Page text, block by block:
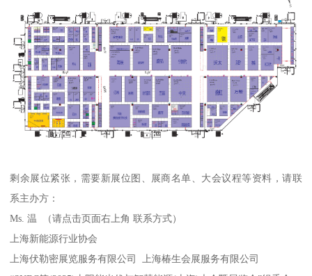
剩余展位紧张，需要新展位图、展商名单、大会议程等资料，请联
系主办方：
Ms. 温 （请点击页面右上角 联系方式）
上海新能源行业协会
上海伏勒密展览服务有限公司 上海椿生会展服务有限公司